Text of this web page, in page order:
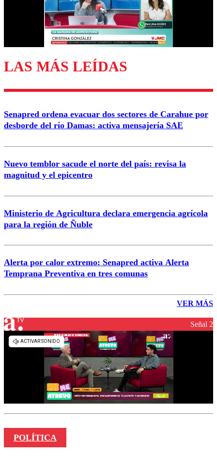
Enviar comentario
LAS MÁS LEÍDAS
Senapred ordena evacuar dos sectores de Carahue por
desborde del río Damas: activa mensajería SAE
Nuevo temblor sacude el norte del país: revisa la
magnitud y el epicentro
Ministerio de Agricultura declara emergencia agrícola
para la región de Ñuble
Alerta por calor extremo: Senapred activa Alerta
Temprana Preventiva en tres comunas
VER MÁS
Señal 2
POLÍTICA